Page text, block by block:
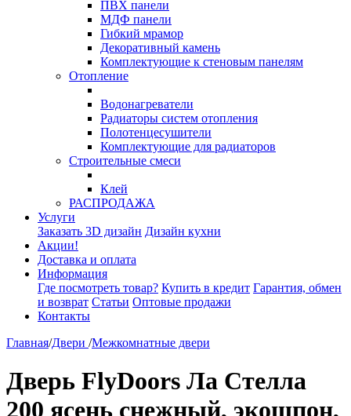
ПВХ панели
МДФ панели
Гибкий мрамор
Декоративный камень
Комплектующие к стеновым панелям
Отопление
Водонагреватели
Радиаторы систем отопления
Полотенцесушители
Комплектующие для радиаторов
Строительные смеси
Клей
РАСПРОДАЖА
Услуги
Заказать 3D дизайн Дизайн кухни
Акции!
Доставка и оплата
Информация
Где посмотреть товар? Купить в кредит Гарантия, обмен
и возврат Статьи Оптовые продажи
Контакты
Главная/Двери /Межкомнатные двери
Дверь FlyDoors Ла Стелла
200 ясень снежный, экошпон,